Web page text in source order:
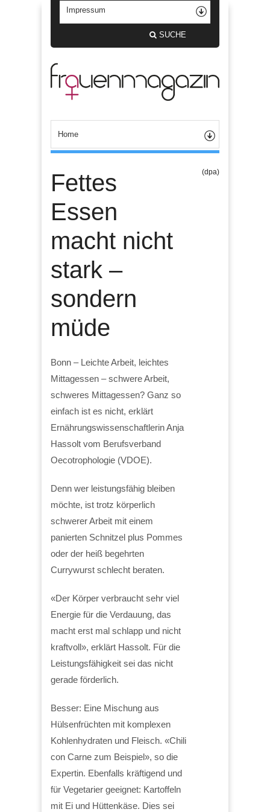
SUCHE
Fettes
Essen
macht nicht
stark –
sondern
müde
(dpa)
Bonn – Leichte Arbeit, leichtes
Mittagessen – schwere Arbeit,
schweres Mittagessen? Ganz so
einfach ist es nicht, erklärt
Ernährungswissenschaftlerin Anja
Hassolt vom Berufsverband
Oecotrophologie (VDOE).
Denn wer leistungsfähig bleiben
möchte, ist trotz körperlich
schwerer Arbeit mit einem
panierten Schnitzel plus Pommes
oder der heiß begehrten
Currywurst schlecht beraten.
«Der Körper verbraucht sehr viel
Energie für die Verdauung, das
macht erst mal schlapp und nicht
kraftvoll», erklärt Hassolt. Für die
Leistungsfähigkeit sei das nicht
gerade förderlich.
Besser: Eine Mischung aus
Hülsenfrüchten mit komplexen
Kohlenhydraten und Fleisch. «Chili
con Carne zum Beispiel», so die
Expertin. Ebenfalls kräftigend und
für Vegetarier geeignet: Kartoffeln
mit Ei und Hüttenkäse. Dies sei